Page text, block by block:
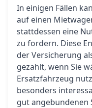
In einigen Fällen
auf einen
stattdessen eine
zu fordern. Diese
der Versicherung
gezahlt, wenn Sie
Ersatzfahrzeug
besonders
gut